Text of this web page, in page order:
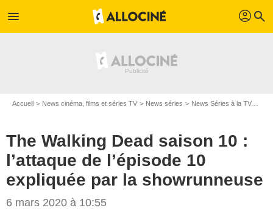
menu profil search
Accueil News cinéma, films et séries TV News séries News Séries à la TV
The Walking Dead saison 10 :
l’attaque de l’épisode 10
expliquée par la showrunneuse
6 mars 2020 à 10:55